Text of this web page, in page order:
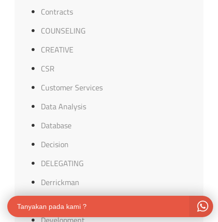
Contracts
COUNSELING
CREATIVE
CSR
Customer Services
Data Analysis
Database
Decision
DELEGATING
Derrickman
Design
Tanyakan pada kami ?